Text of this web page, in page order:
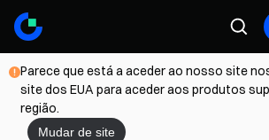
Parece que está a aceder ao nosso site
site dos EUA para aceder aos produtos
região.
Mudar de site